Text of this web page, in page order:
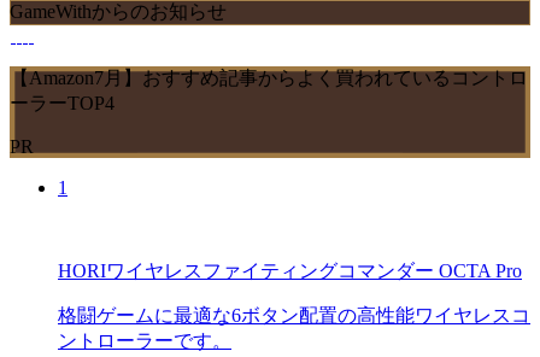
GameWithからのお知らせ
【Amazon7月】おすすめ記事からよく買われているコントロ
ーラーTOP4
PR
1
HORIワイヤレスファイティングコマンダー OCTA Pro
格闘ゲームに最適な6ボタン配置の高性能ワイヤレスコ
ントローラーです。